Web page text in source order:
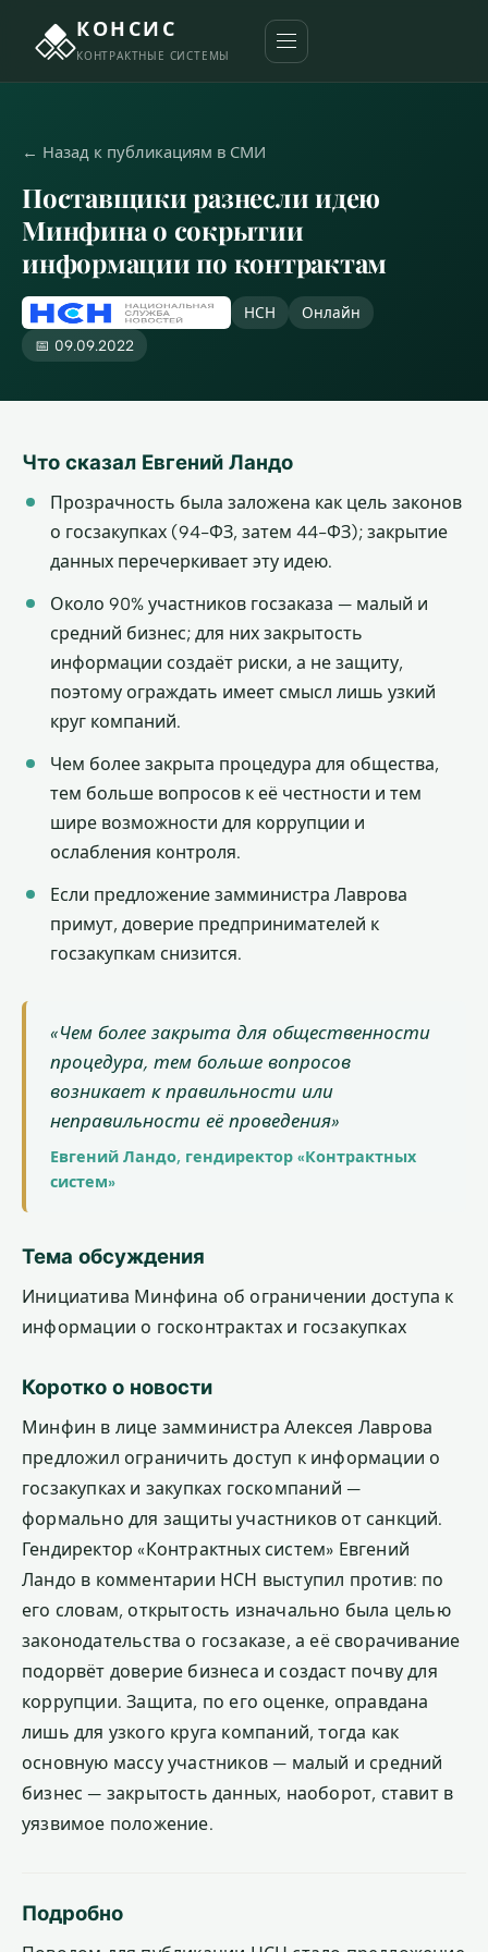
КОНСИС
КОНТРАКТНЫЕ СИСТЕМЫ
← Назад к публикациям в СМИ
Поставщики разнесли идею
Минфина о сокрытии
информации по контрактам
НСН
Онлайн
📅 09.09.2022
Что сказал Евгений Ландо
Прозрачность была заложена как цель законов
о госзакупках (94-ФЗ, затем 44-ФЗ); закрытие
данных перечеркивает эту идею.
Около 90% участников госзаказа — малый и
средний бизнес; для них закрытость
информации создаёт риски, а не защиту,
поэтому ограждать имеет смысл лишь узкий
круг компаний.
Чем более закрыта процедура для общества,
тем больше вопросов к её честности и тем
шире возможности для коррупции и
ослабления контроля.
Если предложение замминистра Лаврова
примут, доверие предпринимателей к
госзакупкам снизится.
«Чем более закрыта для общественности
процедура, тем больше вопросов
возникает к правильности или
неправильности её проведения»
Евгений Ландо, гендиректор «Контрактных
систем»
Тема обсуждения
Инициатива Минфина об ограничении доступа к
информации о госконтрактах и госзакупках
Коротко о новости
Минфин в лице замминистра Алексея Лаврова
предложил ограничить доступ к информации о
госзакупках и закупках госкомпаний —
формально для защиты участников от санкций.
Гендиректор «Контрактных систем» Евгений
Ландо в комментарии НСН выступил против: по
его словам, открытость изначально была целью
законодательства о госзаказе, а её сворачивание
подорвёт доверие бизнеса и создаст почву для
коррупции. Защита, по его оценке, оправдана
лишь для узкого круга компаний, тогда как
основную массу участников — малый и средний
бизнес — закрытость данных, наоборот, ставит в
уязвимое положение.
Подробно